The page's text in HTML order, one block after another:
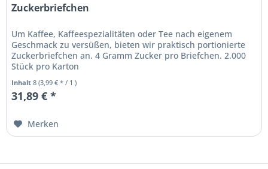
Zuckerbriefchen
Um Kaffee, Kaffeespezialitäten oder Tee nach eigenem
Geschmack zu versüßen, bieten wir praktisch portionierte
Zuckerbriefchen an. 4 Gramm Zucker pro Briefchen. 2.000
Stück pro Karton
Inhalt8(3,99 € * / 1 )
31,89 € *
Merken